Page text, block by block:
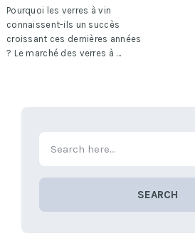
Pourquoi les verres à vin
connaissent-ils un succès
croissant ces dernières années
? Le marché des verres à …
SEARCH